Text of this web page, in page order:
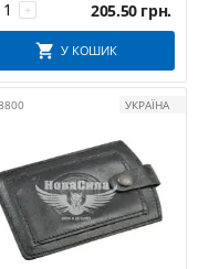
та забезпечте безпеку
+ 205.50 грн.
У КОШИК
УКРАЇНА